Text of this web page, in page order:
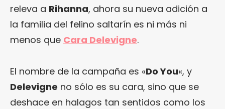
releva a Rihanna, ahora su nueva adición a
la familia del felino saltarín es ni más ni
menos que Cara Delevigne.
El nombre de la campaña es «Do You«, y
Delevigne no sólo es su cara, sino que se
deshace en halagos tan sentidos como los